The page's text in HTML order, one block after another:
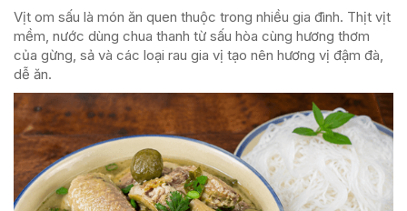
Vịt om sấu là món ăn quen thuộc trong nhiều gia đình. Thịt vịt
mềm, nước dùng chua thanh từ sấu hòa cùng hương thơm
của gừng, sả và các loại rau gia vị tạo nên hương vị đậm đà,
dễ ăn.